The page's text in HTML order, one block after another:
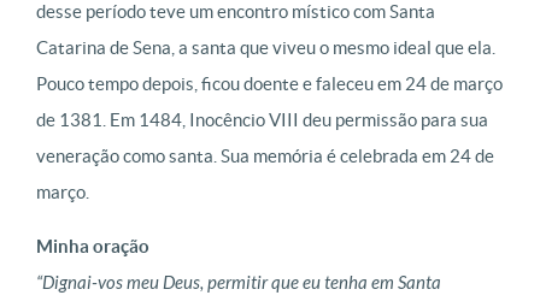
desse período teve um encontro místico com Santa
Catarina de Sena, a santa que viveu o mesmo ideal que ela.
Pouco tempo depois, ficou doente e faleceu em 24 de março
de 1381. Em 1484, Inocêncio VIII deu permissão para sua
veneração como santa. Sua memória é celebrada em 24 de
março
Minha oração
“Dignai-vos meu Deus, permitir que eu tenha em Santa